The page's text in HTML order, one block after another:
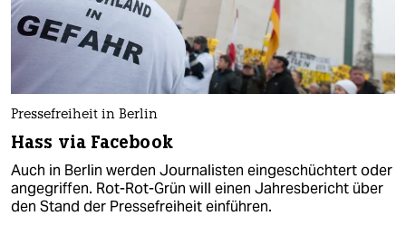
Pressefreiheit in Berlin
Hass via Facebook
Auch in Berlin werden Journalisten eingeschüchtert oder
angegriffen. Rot-Rot-Grün will einen Jahresbericht über
den Stand der Pressefreiheit einführen.